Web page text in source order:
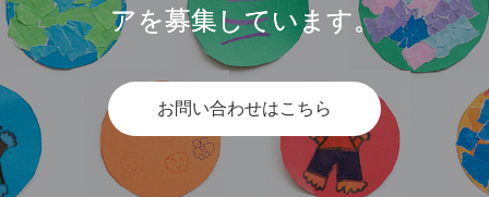
アを募集しています。
お問い合わせはこちら